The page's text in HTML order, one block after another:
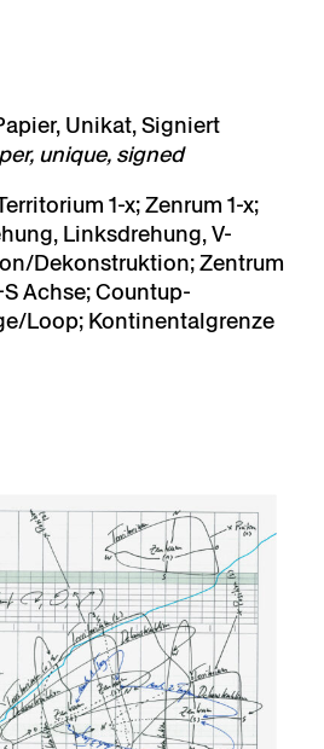
Unikat, Signiert
unique, signed
1-x; Zenrum 1-x;
Linksdrehung, V-
Dekonstruktion; Zentrum
Achse; Countup-
Loop; Kontinentalgrenze